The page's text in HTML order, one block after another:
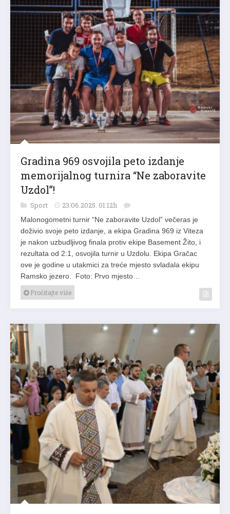
Gradina 969 osvojila peto izdanje
memorijalnog turnira “Ne zaboravite
Uzdol”!
Sport 23.06.2025. 01:12h
Malonogometni turnir “Ne zaboravite Uzdol” večeras je
doživio svoje peto izdanje, a ekipa Gradina 969 iz Viteza
je nakon uzbudljivog finala protiv ekipe Basement Žito, i
rezultata od 2:1, osvojila turnir u Uzdolu. Ekipa Gračac
ove je godine u utakmici za treće mjesto svladala ekipu
Ramsko jezero. Foto: Prvo mjesto…
Pročitajte više